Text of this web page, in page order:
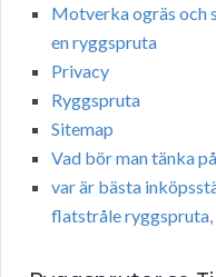
Motverka ogräs och
en ryggspruta
Privacy
Ryggspruta
Sitemap
Vad bör man tänka
var är bästa
flatstråle ryggspruta,